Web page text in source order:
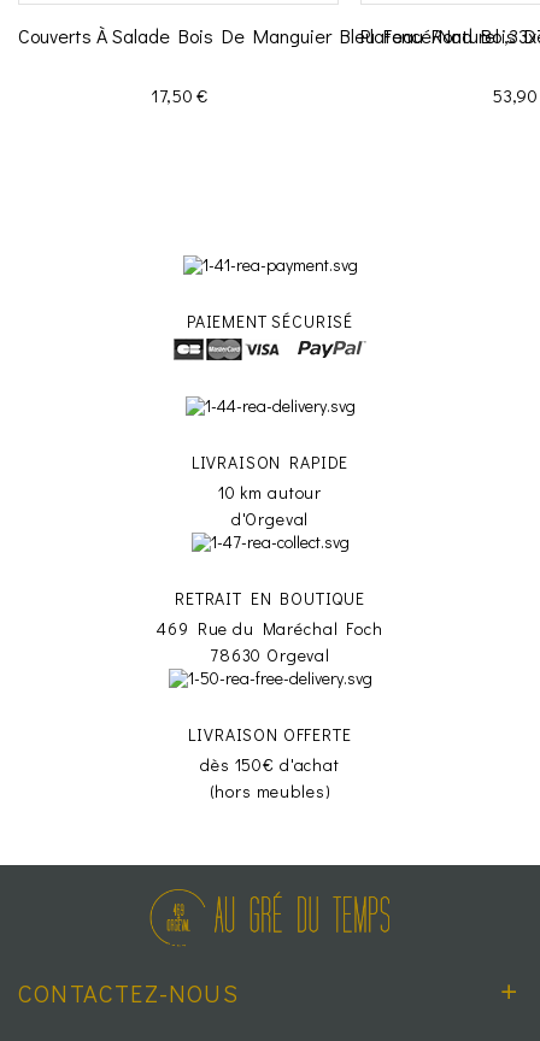
Couverts À Salade Bois De Manguier Bleu Foncé/Naturel
Prix
17,50 €
Plateau Rond Bois
Prix
PAIEMENT SÉCURISÉ
LIVRAISON RAPIDE
10 km autour
d'Orgeval
RETRAIT EN BOUTIQUE
469 Rue du Maréchal Foch
78630 Orgeval
LIVRAISON OFFERTE
dès 150€ d'achat
(hors meubles)
CONTACTEZ-NOUS